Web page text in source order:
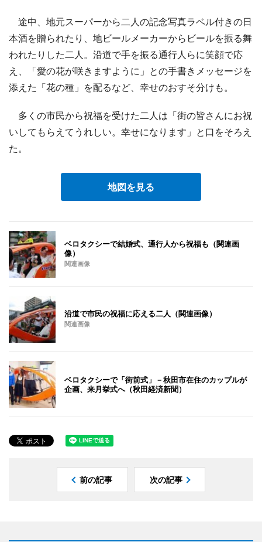
途中、地元スーパーから二人の記念写真ラベル付きの日
本酒を贈られたり、地ビールメーカーからビールを振る舞
われたりした二人。沿道で手を振る通行人らに笑顔で応
え、「愛の花が咲きますように」との手書きメッセージを
添えた「花の種」を配るなど、幸せのおすそ分けも。
多くの市民から祝福を受けた二人は「街の皆さんにお祝
いしてもらえてうれしい。幸せになります」と口をそろえ
た。
地図を見る
ベロタクシーで結婚式、通行人から祝福も（関連画
像）
関連画像
沿道で市民の祝福に応える二人（関連画像）
関連画像
ベロタクシーで「街前式」－秋田市在住のカップルが
企画、来月挙式へ（秋田経済新聞）
前の記事 次の記事